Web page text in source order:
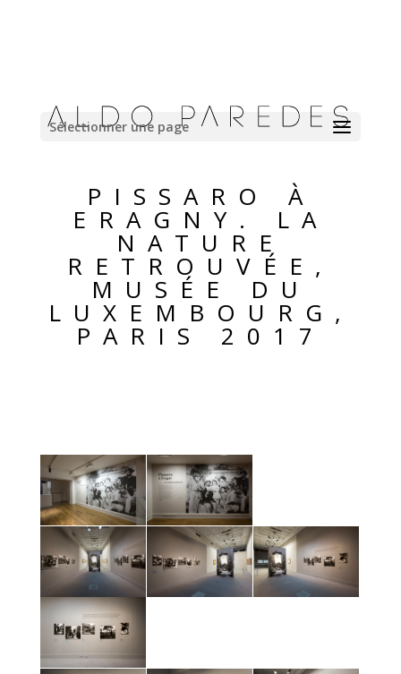
Sélectionner une page
PISSARO À
ERAGNY. LA
NATURE
RETROUVÉE,
MUSÉE DU
LUXEMBOURG,
PARIS 2017